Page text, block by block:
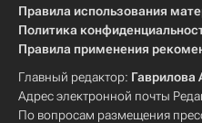
Правила использования
Политика
Правила применения
Главный редактор: Гаврилова
Адрес электронной почты
По вопросам размещения